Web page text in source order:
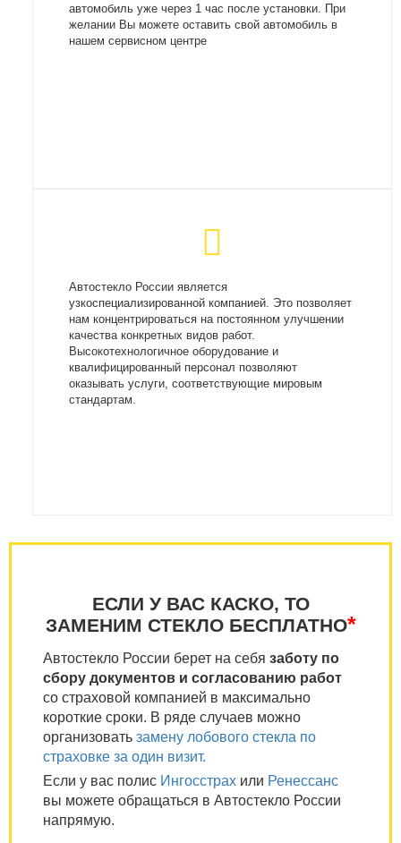
автомобиль уже через 1 час после установки. При
желании Вы можете оставить свой автомобиль в
нашем сервисном центре
Автостекло России является
узкоспециализированной компанией. Это позволяет
нам концентрироваться на постоянном улучшении
качества конкретных видов работ.
Высокотехнологичное оборудование и
квалифицированный персонал позволяют
оказывать услуги, соответствующие мировым
стандартам.
ЕСЛИ У ВАС КАСКО, ТО
ЗАМЕНИМ СТЕКЛО БЕСПЛАТНО*
Автостекло России берет на себя заботу по
сбору документов и согласованию работ
со страховой компанией в максимально
короткие сроки. В ряде случаев можно
организовать замену лобового стекла по
страховке за один визит.
Если у вас полис Ингосстрах или Ренессанс
вы можете обращаться в Автостекло России
напрямую.